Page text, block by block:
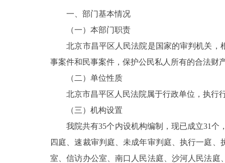
政策兑现
决策公开
个人服务
便民服务
一、部门基本情况
（一）本部门职责
北京市昌平区人民法院是国家的审判机关，
事案件和民事案件，保护公民私人所有的合法财
（二）单位性质
北京市昌平区人民法院属于行政单位，执行
（三）机构设置
我院共有35个内设机构编制，现已成立31个
四庭、速裁审判庭、未成年审判庭、执行一庭
室、信访办公室、南口人民法庭、沙河人民法